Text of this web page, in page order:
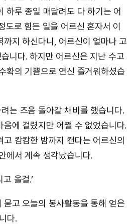
하루 종일 매달려도 다 하기는 어
도로 힘든 일을 어르신 혼자서 이
까지 하신다니, 어르신이 얼마나 고
니다. 하지만 어르신은 지난 수고
확의 기쁨으로 연신 즐거워하셨습
는 즈음 돌아갈 채비를 했습니다.
음에 걸렸지만 어쩔 수 없었습니다.
고 캄캄한 밤까지 캔다는 어르신의
에서 계속 생각났습니다.
올걸.’
묻고 오늘의 봉사활동을 통해 얻은
다.